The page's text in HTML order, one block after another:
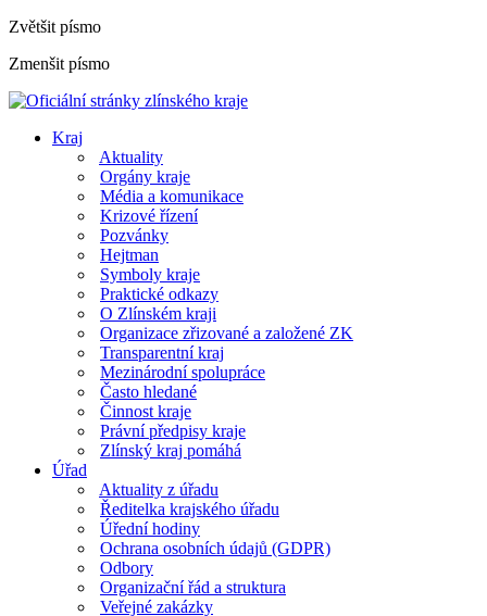
Zvětšit písmo
Zmenšit písmo
Kraj
Aktuality
Orgány kraje
Média a komunikace
Krizové řízení
Pozvánky
Hejtman
Symboly kraje
Praktické odkazy
O Zlínském kraji
Organizace zřizované a založené ZK
Transparentní kraj
Mezinárodní spolupráce
Často hledané
Činnost kraje
Právní předpisy kraje
Zlínský kraj pomáhá
Úřad
Aktuality z úřadu
Ředitelka krajského úřadu
Úřední hodiny
Ochrana osobních údajů (GDPR)
Odbory
Organizační řád a struktura
Veřejné zakázky